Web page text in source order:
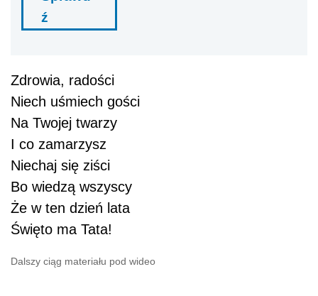
ź
Zdrowia, radości
Niech uśmiech gości
Na Twojej twarzy
I co zamarzysz
Niechaj się ziści
Bo wiedzą wszyscy
Że w ten dzień lata
Święto ma Tata!
Dalszy ciąg materiału pod wideo